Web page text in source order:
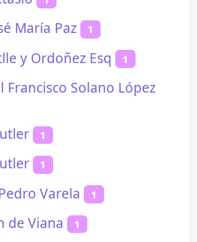
María Paz 1
y Ordoñez Esq 1
Francisco Solano López
1
1
Varela 1
de Viana 1